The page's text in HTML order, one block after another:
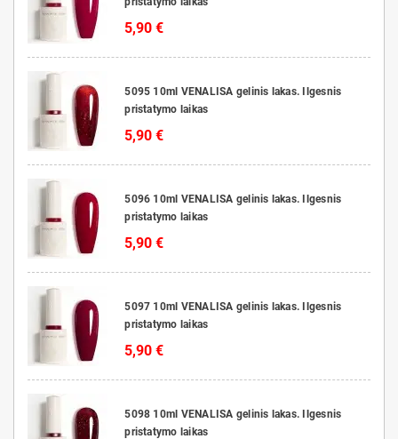
5,90 €
5095 10ml VENALISA gelinis lakas. Ilgesnis
pristatymo laikas
5,90 €
5096 10ml VENALISA gelinis lakas. Ilgesnis
pristatymo laikas
5,90 €
5097 10ml VENALISA gelinis lakas. Ilgesnis
pristatymo laikas
5,90 €
5098 10ml VENALISA gelinis lakas. Ilgesnis
pristatymo laikas